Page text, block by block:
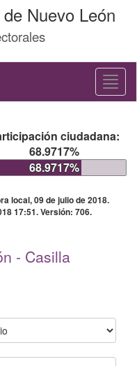
Nuevo León
ciudadana:
68.9717%
68.9717%
local, 09 de julio de 2018.
17:51. Versión: 706.
- Casilla